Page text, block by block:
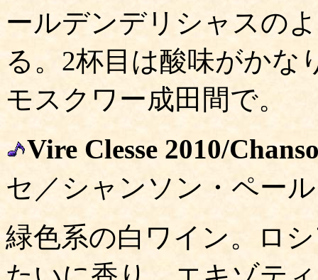
ールデンデリシャスの
る。2杯目は酸味がかな
モスクワー成田間で。
Vire Clesse 2010/
セ／シャンソン・ペー
緑色系の白ワイン。ロ